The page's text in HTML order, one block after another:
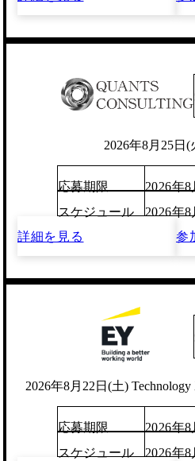
2026年8月25日
応募期限
2026年
スケジュール
2026年8
詳細を見る
参
2026年8月22日(土)
応募期限
2026年
スケジュール
2026年8